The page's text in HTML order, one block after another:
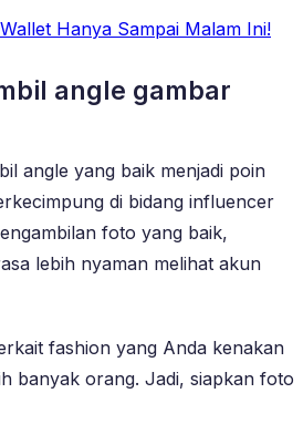
Hanya Sampai Malam Ini!
angle gambar
angle yang baik menjadi poin
di bidang influencer
foto yang baik,
lebih nyaman melihat akun
fashion yang Anda kenakan
banyak orang. Jadi, siapkan foto